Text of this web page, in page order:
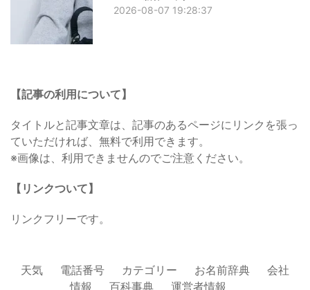
2026-08-07 19:28:37
【記事の利用について】
タイトルと記事文章は、記事のあるページにリンクを張っ
ていただければ、無料で利用できます。
※画像は、利用できませんのでご注意ください。
【リンクついて】
リンクフリーです。
天気 電話番号 カテゴリー お名前辞典
会社
情報
百科事典 運営者情報